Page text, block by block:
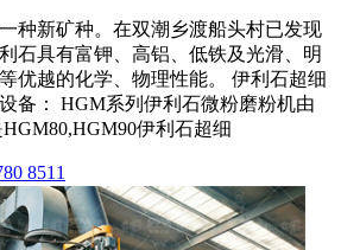
种新矿种。在双潮乡渡船头村已发现
石具有富钾、高铝、低铁及光滑、明
优越的化学、物理性能。 伊利石超细
备： HGM系列伊利石微粉磨粉机由
伊利石超细
8511